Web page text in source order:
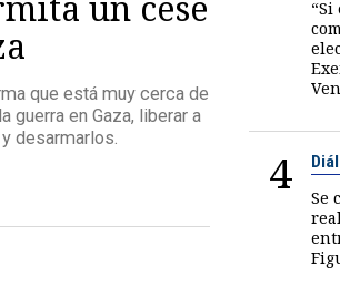
que está muy cerca de
guerra en Gaza, liberar a
desarmarlos.
4
Se